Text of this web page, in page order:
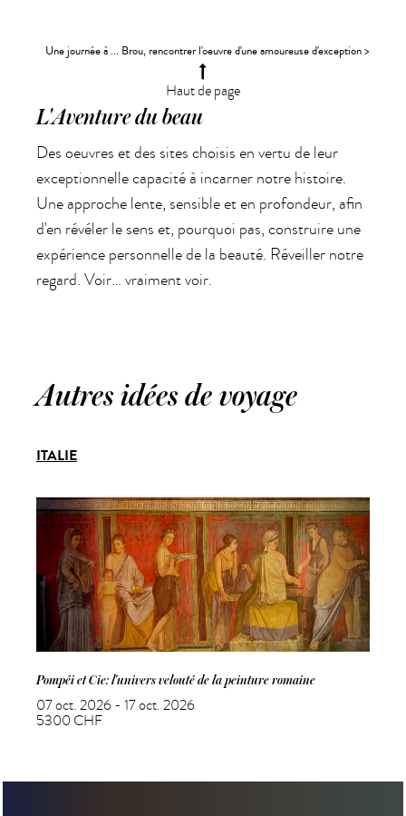
Haut de page
Une journée à ... Brou, rencontrer l'oeuvre d'une amoureuse d'exception >
L'Aventure du beau
Des oeuvres et des sites choisis en vertu de leur
exceptionnelle capacité à incarner notre histoire.
Une approche lente, sensible et en profondeur, afin
d'en révéler le sens et, pourquoi pas, construire une
expérience personnelle de la beauté. Réveiller notre
regard. Voir… vraiment voir.
Autres idées de voyage
ITALIE
Pompéi et Cie: l'univers velouté de la peinture romaine
07 oct. 2026 - 17 oct. 2026
5300 CHF